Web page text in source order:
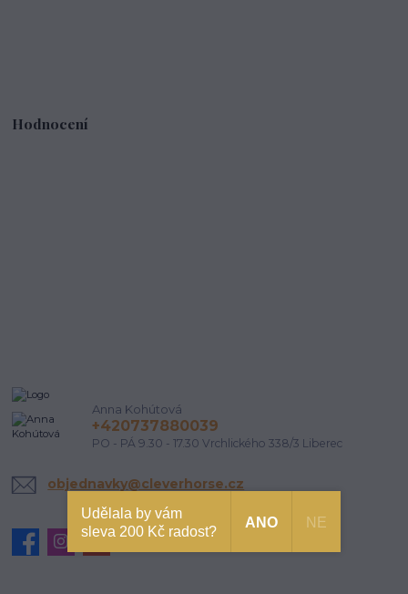
Hodnocení
Anna Kohútová
+420737880039
PO - PÁ 9.30 - 17.30 Vrchlického 338/3 Liberec
objednavky@cleverhorse.cz
Udělala by vám
sleva 200 Kč radost?
ANO NE